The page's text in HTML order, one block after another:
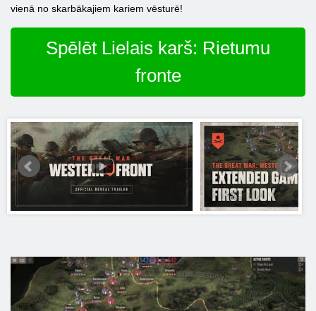
vienā no skarbākajiem kariem vēsturē!
Spēlēt Lielais karš: Rietumu
fronte